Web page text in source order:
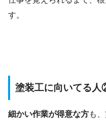
す。
塗装工に向いてる
細かい作業が得意な方も